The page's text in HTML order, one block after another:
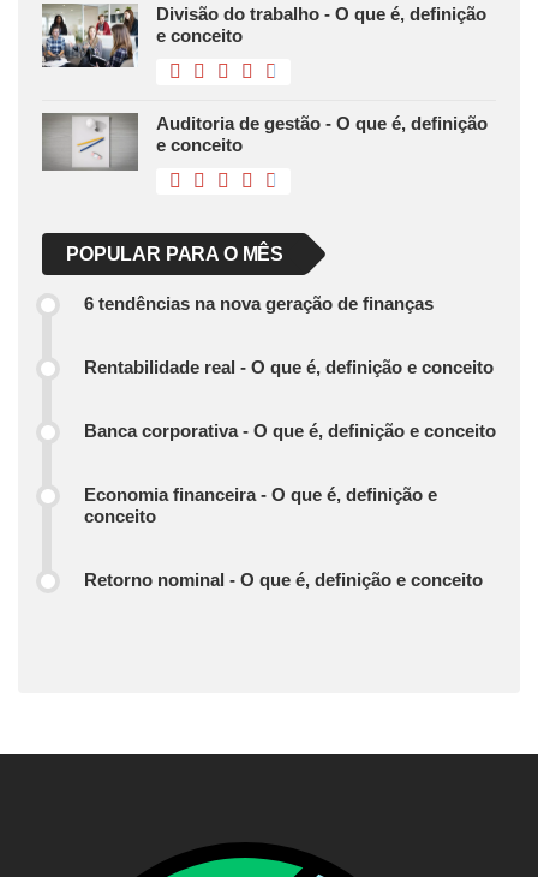
Divisão do trabalho - O que é, definição
e conceito
Auditoria de gestão - O que é, definição
e conceito
POPULAR PARA O MÊS
6 tendências na nova geração de finanças
Rentabilidade real - O que é, definição e conceito
Banca corporativa - O que é, definição e conceito
Economia financeira - O que é, definição e
conceito
Retorno nominal - O que é, definição e conceito